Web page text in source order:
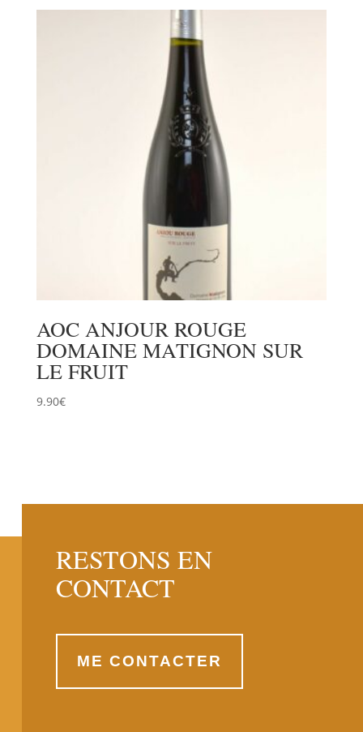
AOC ANJOUR ROUGE
DOMAINE MATIGNON SUR
LE FRUIT
9.90€
RESTONS EN
CONTACT
ME CONTACTER